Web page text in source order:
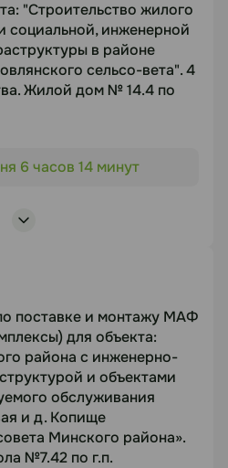
i/lqo8oDSEUlBp2Q
"Строительство жилого
социальной, инженерной
в районе
сельсо-вета". 4
Жилой дом № 14.4 по
квартала с объектами
деревни Копище
дом № 14.4 по г.п.
для выполнения
внут-
сетей, работ по
МАФ
6 часов 14 минут
поставке и монтажу МАФ
для объекта:
района с инженерно-
и объектами
обслуживания
и д. Копище
Минского района».
№7.42 по г.п.